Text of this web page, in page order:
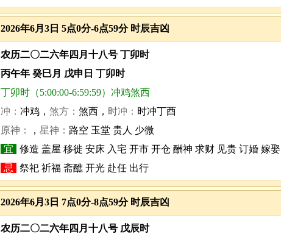
2026年6月3日 5点0分-6点59分 时辰吉凶
农历二〇二六年四月十八号 丁卯时
丙午年 癸巳月 戊申日 丁卯时
丁卯时（5:00:00-6:59:59）冲鸡煞西
冲： 冲鸡， 煞方： 煞西， 时冲： 时冲丁酉
原神：
， 星神： 路空 玉堂 贵人 少微
宜
修造 盖屋 移徙 安床 入宅 开市 开仓 酬神 求财 见贵 订婚 嫁娶
忌
祭祀 祈福 斋醮 开光 赴任 出行
2026年6月3日 7点0分-8点59分 时辰吉凶
农历二〇二六年四月十八号 戊辰时